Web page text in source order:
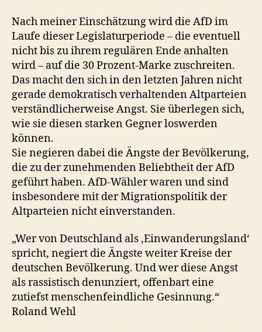
Nach meiner Einschätzung wird die AfD im
Laufe dieser Legislaturperiode – die eventuell
nicht bis zu ihrem regulären Ende anhalten
wird – auf die 30 Prozent-Marke zuschreiten.
Das macht den sich in den letzten Jahren nicht
gerade demokratisch verhaltenden Altparteien
verständlicherweise Angst. Sie überlegen sich,
wie sie diesen starken Gegner loswerden
können.
Sie negieren dabei die Ängste der Bevölkerung,
die zu der zunehmenden Beliebtheit der AfD
geführt haben. AfD-Wähler waren und sind
insbesondere mit der Migrationspolitik der
Altparteien nicht einverstanden.
„Wer von Deutschland als ‚Einwanderungsland‘
spricht, negiert die Ängste weiter Kreise der
deutschen Bevölkerung. Und wer diese Angst
als rassistisch denunziert, offenbart eine
zutiefst menschenfeindliche Gesinnung.“
Roland Wehl